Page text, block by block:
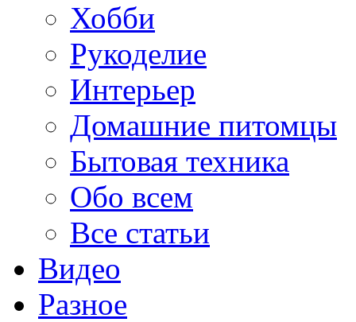
Хобби
Рукоделие
Интерьер
Домашние питомцы
Бытовая техника
Обо всем
Все статьи
Видео
Разное